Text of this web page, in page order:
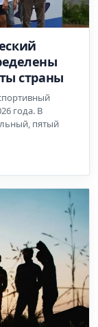
страны
года. В
пятый